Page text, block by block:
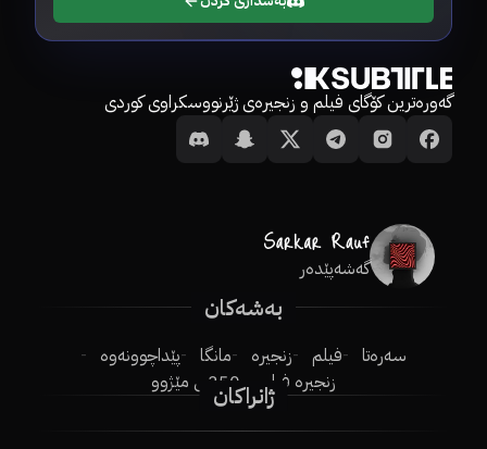
گەورەترین کۆگای فیلم و زنجیرەی ژێرنووسکراوی کوردی
گەشەپێدەر
بەشەکان
سەرەتا فیلم زنجیرە مانگا
پێداچوونەوە
زنجیرە فیلم
250ـی مێژوو
ژانراکان